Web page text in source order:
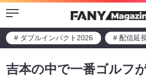
Menu
# ダブルインパクト2026 # 配信延
吉本の中で一番ゴルフ